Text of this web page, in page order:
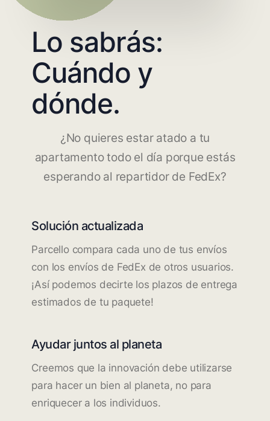
Lo sabrás:
Cuándo y
dónde.
¿No quieres estar atado a tu
apartamento todo el día porque estás
esperando al repartidor de FedEx?
Solución actualizada
Parcello compara cada uno de tus envíos
con los envíos de FedEx de otros usuarios.
¡Así podemos decirte los plazos de entrega
estimados de tu paquete!
Ayudar juntos al planeta
Creemos que la innovación debe utilizarse
para hacer un bien al planeta, no para
enriquecer a los individuos.